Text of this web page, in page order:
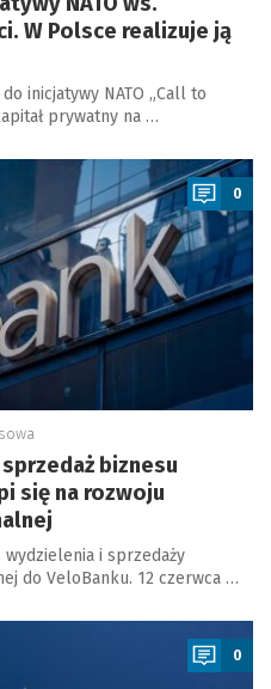
W Polsce realizuje ją
inicjatywy NATO „Call to
prywatny na …
0
biznesu
się na rozwoju
wydzielenia i sprzedaży
do VeloBanku. 12 czerwca …
0